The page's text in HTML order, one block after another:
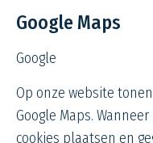
Google Maps
Google
Op onze website
Google Maps.
cookies plaatsen en